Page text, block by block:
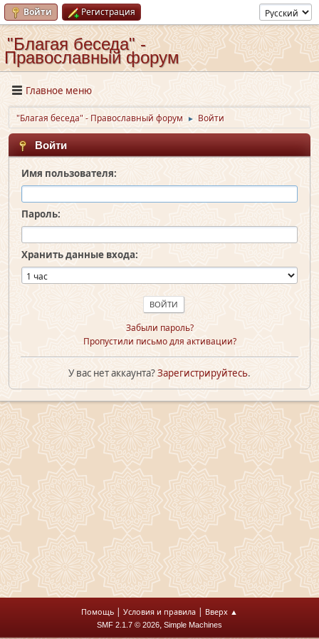
Войти Регистрация
"Благая беседа" -
Православный форум
Главное меню
"Благая беседа" - Православный форум ► Войти
Войти
Имя пользователя:
Пароль:
Хранить данные входа:
Забыли пароль?
Пропустили письмо для активации?
У вас нет аккаунта?Зарегистрируйтесь.
Помощь | Условия и правила | Вверх ▲
SMF 2.1.7 © 2026, Simple Machines